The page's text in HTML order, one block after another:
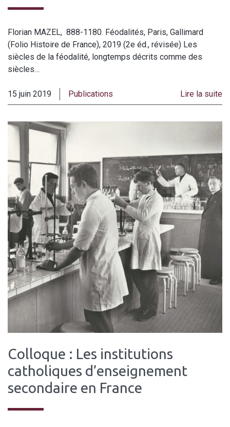
Florian MAZEL, 888-1180. Féodalités, Paris, Gallimard
(Folio Histoire de France), 2019 (2e éd., révisée) Les
siècles de la féodalité, longtemps décrits comme des
siècles…
15 juin 2019 Publications Lire la suite
Colloque : Les institutions
catholiques d’enseignement
secondaire en France